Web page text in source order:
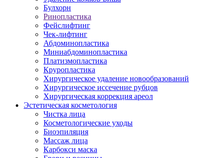
Булхорн
Ринопластика
Фейслифтинг
Чек-лифтинг
Абдоминопластика
Миниабдоминопластика
Платизмопластика
Круропластика
Хирургическое удаление новообразований
Хирургическое иссечение рубцов
Хирургическая коррекция ареол
Эстетическая косметология
Чистка лица
Косметологические уходы
Биоэпиляция
Массаж лица
Карбокси маска